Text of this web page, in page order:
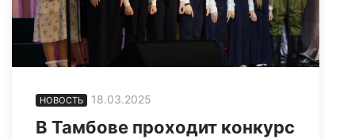
НОВОСТЬ 18.03.2025
В Тамбове проходит конкурс